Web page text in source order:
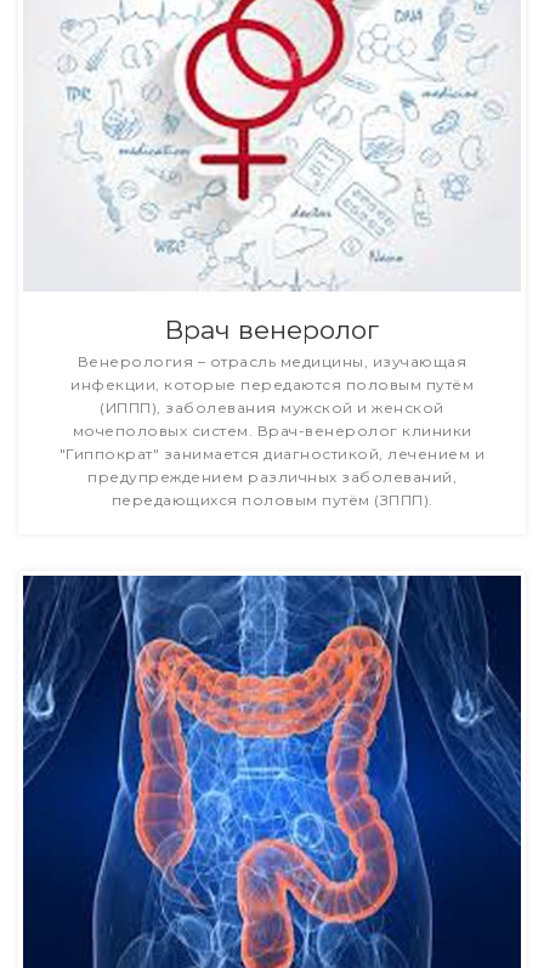
Врач венеролог
Венерология – отрасль медицины, изучающая
инфекции, которые передаются половым путём
(ИППП), заболевания мужской и женской
мочеполовых систем. Врач-венеролог клиники
"Гиппократ" занимается диагностикой, лечением и
предупреждением различных заболеваний,
передающихся половым путём (ЗППП).